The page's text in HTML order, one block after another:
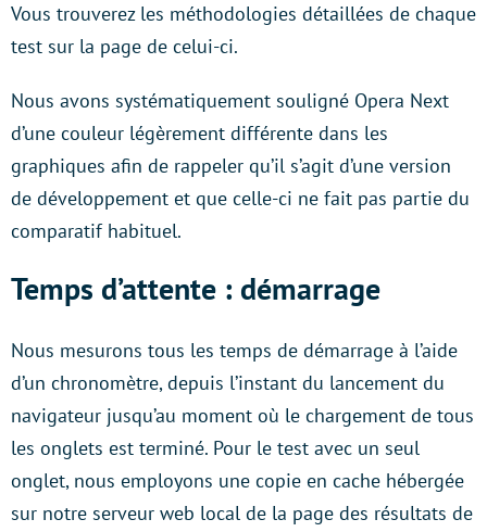
Vous trouverez les méthodologies détaillées de chaque
test sur la page de celui-ci.
Nous avons systématiquement souligné Opera Next
d’une couleur légèrement différente dans les
graphiques afin de rappeler qu’il s’agit d’une version
de développement et que celle-ci ne fait pas partie du
comparatif habituel.
Temps d’attente : démarrage
Nous mesurons tous les temps de démarrage à l’aide
d’un chronomètre, depuis l’instant du lancement du
navigateur jusqu’au moment où le chargement de tous
les onglets est terminé. Pour le test avec un seul
onglet, nous employons une copie en cache hébergée
sur notre serveur web local de la page des résultats de